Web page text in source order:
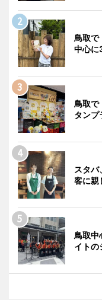
鳥取
中心に
鳥取
タンプ
スタ
客に親
鳥取
イトの